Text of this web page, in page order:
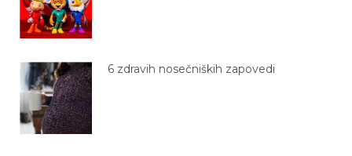
6 zdravih nosečniških zapovedi